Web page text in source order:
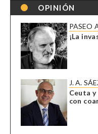
OPINIÓN
PASEO
¡La
J. A.
Ceuta
con